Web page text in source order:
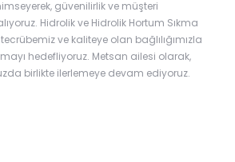
güvenilirlik ve müşteri
Hidrolik ve Hidrolik Hortum Sıkma
ve kaliteye olan bağlılığımızla
hedefliyoruz. Metsan ailesi olarak,
birlikte ilerlemeye devam ediyoruz.